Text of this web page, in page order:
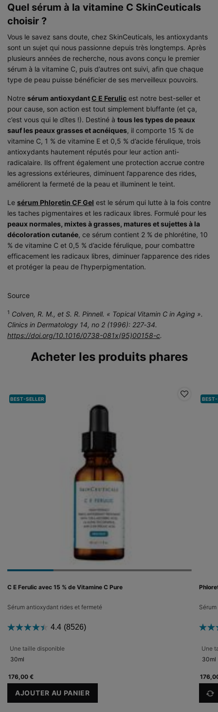
Quel sérum à la vitamine C SkinCeuticals
choisir ?
Vous le savez sans doute, chez SkinCeuticals, les antioxydants
sont un sujet qui nous passionne depuis très longtemps. Après
plusieurs années de recherche, nous avons conçu le premier
sérum à la vitamine C, puis d’autres ont suivi, afin que chaque
type de peau puisse bénéficier de ses merveilleux pouvoirs.
Notre sérum antioxydantC E Ferulic est notre best-seller et
pour cause, son action est tout simplement bluffante (et ça,
c’est vous qui le dîtes !). Destiné à tous les types de peaux
sauf les peaux grasses et acnéiques, il comporte 15 % de
vitamine C, 1 % de vitamine E et 0,5 % d’acide férulique, trois
antioxydants hautement réputés pour leur action anti-
radicalaire. Ils offrent également une protection accrue contre
les agressions extérieures, diminuent l’apparence des rides,
améliorent la fermeté de la peau et illuminent le teint.
Le sérum Phloretin CF Gel est le sérum qui lutte à la fois contre
les taches pigmentaires et les radicaux libres. Formulé pour les
peaux normales, mixtes à grasses, matures et sujettes à la
décoloration cutanée, ce sérum contient 2 % de phlorétine, 10
% de vitamine C et 0,5 % d’acide férulique, pour combattre
efficacement les radicaux libres, diminuer l’apparence des rides
et protéger la peau de l’hyperpigmentation.
Source
1 Colven, R. M., et S. R. Pinnell. « Topical Vitamin C in Aging ».
Clinics in Dermatology 14, no 2 (1996): 227‑34.
https://doi.org/10.1016/0738-081x(95)00158-c.
Acheter les produits phares
BEST-SELLER
C E Ferulic avec 15 % de Vitamine C Pure
Sérum antioxydant rides et fermeté
4.4 (8526)
Une taille disponible
30ml
176,00 €
AJOUTER AU PANIER
C E FERULIC AVEC 15 % DE VITAMINE C PURE
BEST-
Une
30ml